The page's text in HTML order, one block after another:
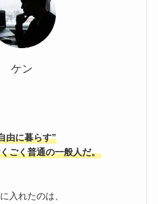
ケン
由に暮らす”
ごく普通の一般人だ。
入れたのは、